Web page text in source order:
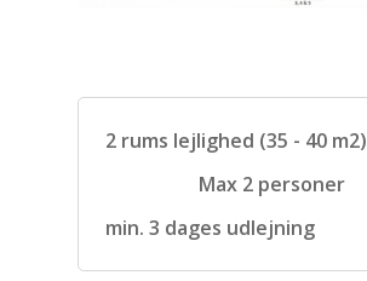
2 rums lejlighed (35 - 40 m2)
Max 2 personer
min. 3 dages udlejning